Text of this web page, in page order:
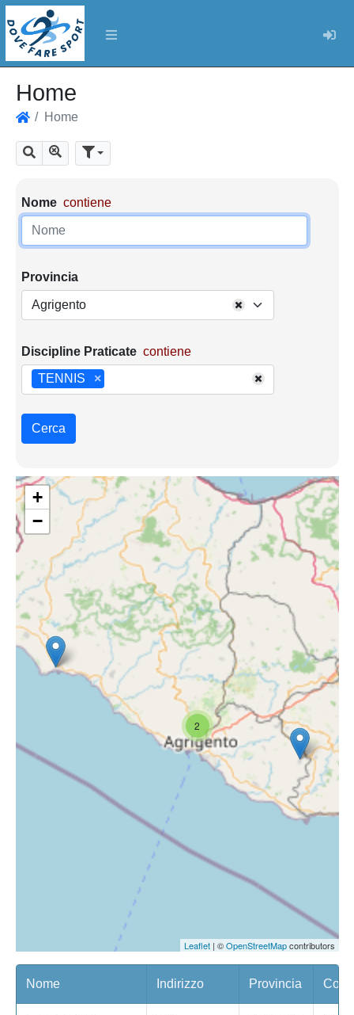
Home
Home
Cerca Mostra tutti i risultati
Parametri di ricerca
Nome contiene
Provincia
Agrigento
Discipline Praticate contiene
×
TENNIS
Cerca
2
+
−
Leaflet| ©OpenStreetMapcontributors
Nome Indirizzo Provincia